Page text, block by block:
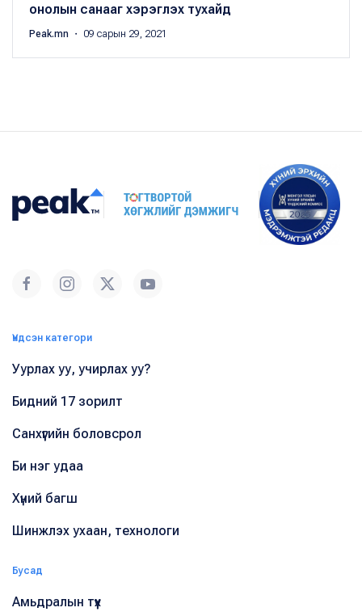
онолын санааг хэрэглэх тухайд
Peak.mn ・ 09 сарын 29, 2021
Үндсэн категори
Уурлах уу, учирлах уу?
Бидний 17 зорилт
Санхүүгийн боловсрол
Би нэг удаа
Хүний багш
Шинжлэх ухаан, технологи
Бусад
Амьдралын түүх